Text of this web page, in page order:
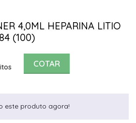
4,0ML HEPARINA LITIO
(100)
COTAR
este produto agora!